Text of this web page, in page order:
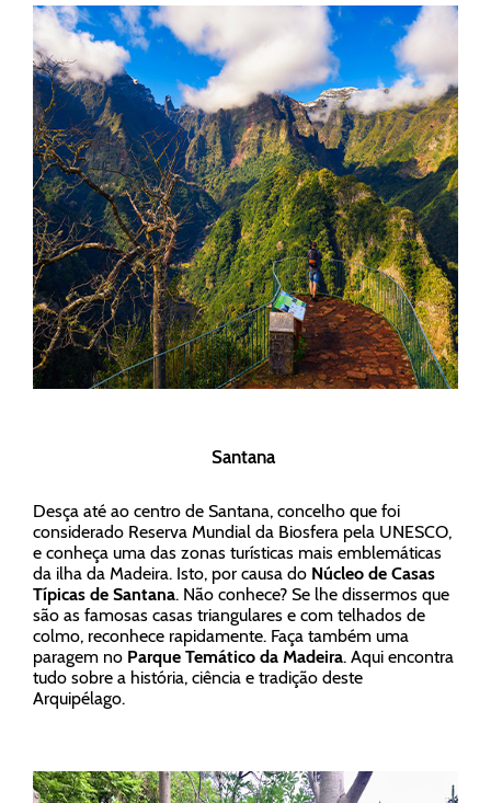
Santana
Desça até ao centro de Santana, concelho que foi
considerado Reserva Mundial da Biosfera pela UNESCO,
e conheça uma das zonas turísticas mais emblemáticas
da ilha da Madeira. Isto, por causa do Núcleo de Casas
Típicas de Santana. Não conhece? Se lhe dissermos que
são as famosas casas triangulares e com telhados de
colmo, reconhece rapidamente. Faça também uma
paragem no Parque Temático da Madeira. Aqui encontra
tudo sobre a história, ciência e tradição deste
Arquipélago.